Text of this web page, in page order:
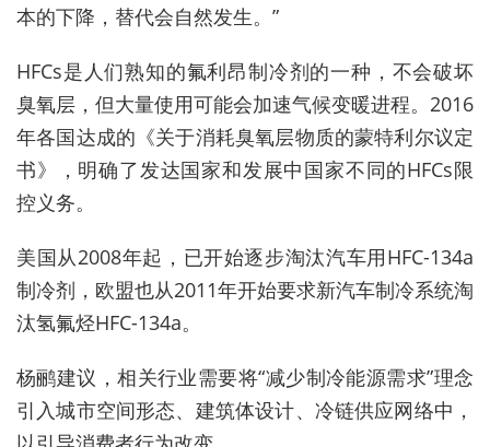
本的下降，替代会自然发生。”
HFCs是人们熟知的氟利昂制冷剂的一种，不会破坏
臭氧层，但大量使用可能会加速气候变暖进程。2016
年各国达成的《关于消耗臭氧层物质的蒙特利尔议定
书》，明确了发达国家和发展中国家不同的HFCs限
控义务。
美国从2008年起，已开始逐步淘汰汽车用HFC-134a
制冷剂，欧盟也从2011年开始要求新汽车制冷系统淘
汰氢氟烃HFC-134a。
杨鹂建议，相关行业需要将“减少制冷能源需求”理念
引入城市空间形态、建筑体设计、冷链供应网络中，